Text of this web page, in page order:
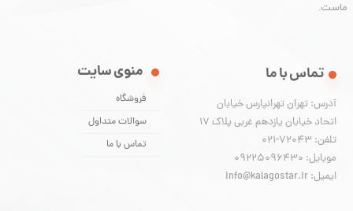
ماست.
منوی سایت
فروشگاه
سوالات متداول
تماس با ما
تماس با ما
آدرس: تهران تهرانپارس خیابان
اتحاد خیابان یازدهم غربی پلاک ۱۷
تلفن: 72043-021
موبایل: 09225096430
ایمیل: info@kalagostar.ir